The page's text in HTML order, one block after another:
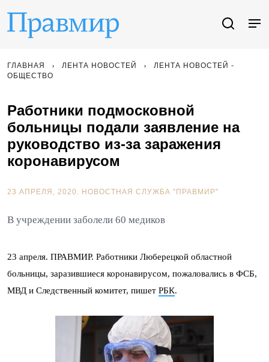
ГЛАВНАЯ ЛЕНТА НОВОСТЕЙ
ЛЕНТА НОВОСТЕЙ -
ОБЩЕСТВО
Работники подмосковной
больницы подали заявление на
руководство из-за заражения
коронавирусом
23 АПРЕЛЯ, 2020. НОВОСТНАЯ СЛУЖБА "ПРАВМИР"
В учреждении заболели 60 медиков
23 апреля. ПРАВМИР. Работники Люберецкой областной
больницы, заразившиеся коронавирусом, пожаловались в ФСБ,
МВД и Следственный комитет, пишет РБК.